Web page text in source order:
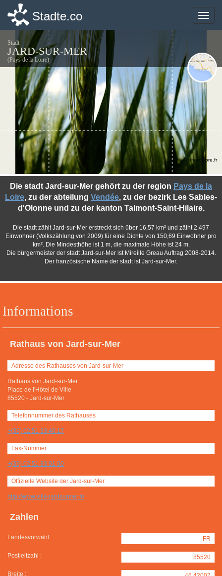
Toggle
Stadte.co
Stadt
JARD-SUR-MER
(Pays de la Loire)
Informations
Rathaus von Jard-sur-Mer
Adresse des Rathauses von Jard-sur-Mer
Rathaus von Jard-sur-Mer
Place de l'Hôtel de Ville
85520 - Jard-sur-Mer
Telefonnummer des Rathauses
+(33) 02 51 33 40 17
Fax-Nummer
+(33) 02 51 33 91 00
Offizielle Website der Jard-sur-Mer
http://www.ville-jardsurmer.fr/
Zahlen
Landesvorwahl : FR
Postleitzahl : 85520
Breite :
Die stadt Jard-sur-Mer gehört zu der region Pays de la
Loire, zu der abteilung Vendée, zu der bezirk Les Sables-
d'Olonne und zu der kanton Talmont-Saint-Hilaire.
Die stadt zählt Jard-sur-Mer erstreckt sich über 16,57 km² und zälht 2.497
Einwohner (Volkszählung von 2009) für eine Dichte von 150,69 Einwohner pro
km². Die Mindesthöhe ist 1 m, die maximale Höhe ist 24 m.
Die bürgermeister der stadt Jard-sur-Mer ist Mireille Greau Auftrag 2008-2014.
Der französische Name der stadt ist Jard-sur-Mer.
©photo-libre.fr
Toggle
Stadte.co